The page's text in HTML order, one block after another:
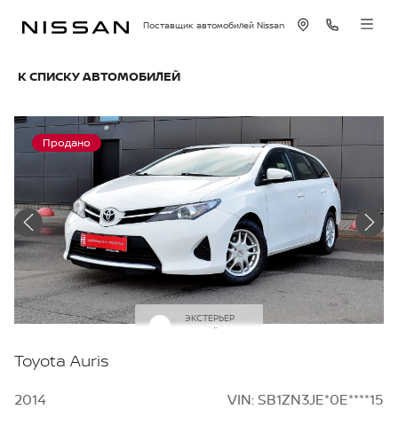
Поставщик автомобилей Nissan
К СПИСКУ АВТОМОБИЛЕЙ
Продано
ЭКСТЕРЬЕР
Белый
Toyota Auris
2014
VIN: SB1ZN3JE*0E****15